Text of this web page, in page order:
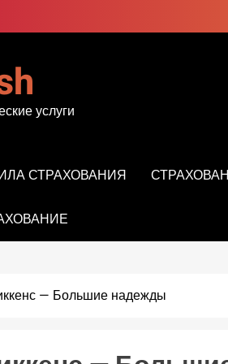
услуги
СТРАХОВАНИЯ
— Большие надежды